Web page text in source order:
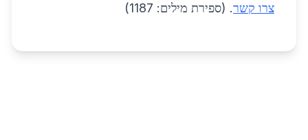
צרו קשר. (ספירת מילים: 1187)